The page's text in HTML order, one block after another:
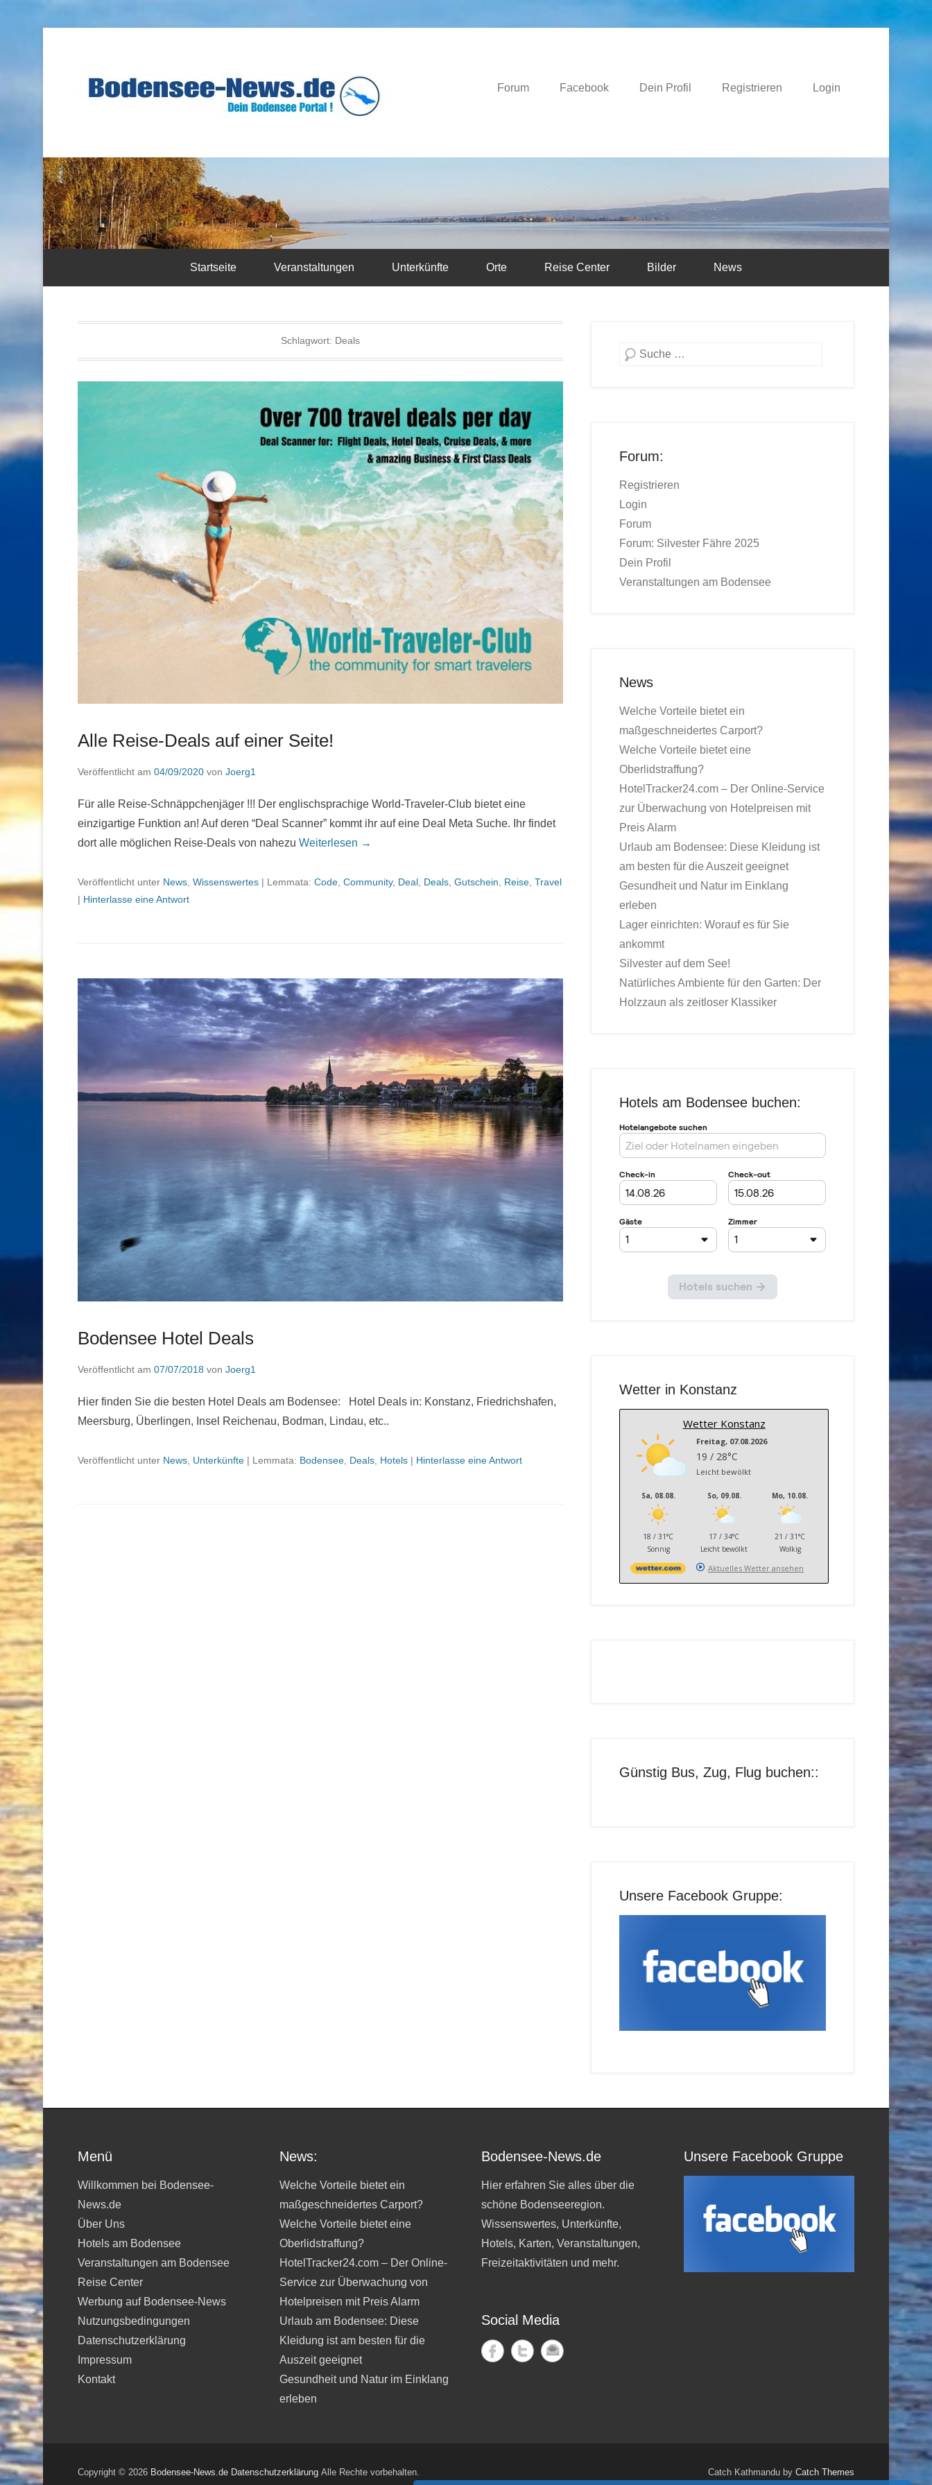
Forum Facebook Dein Profil Registrieren Login
Startseite Veranstaltungen Unterkünfte Orte Reise Center Bilder News
Schlagwort: Deals
Alle Reise-Deals auf einer Seite!
Veröffentlicht am 04/09/2020 von Joerg1
Für alle Reise-Schnäppchenjäger !!! Der englischsprachige World-Traveler-Club bietet eine
einzigartige Funktion an! Auf deren “Deal Scanner” kommt ihr auf eine Deal Meta Suche. Ihr findet
dort alle möglichen Reise-Deals von nahezu Weiterlesen →
Veröffentlicht unter News, Wissenswertes | Lemmata: Code, Community, Deal, Deals, Gutschein, Reise, Travel
| Hinterlasse eine Antwort
Bodensee Hotel Deals
Veröffentlicht am 07/07/2018 von Joerg1
Hier finden Sie die besten Hotel Deals am Bodensee: Hotel Deals in: Konstanz, Friedrichshafen,
Meersburg, Überlingen, Insel Reichenau, Bodman, Lindau, etc..
Veröffentlicht unter News Unterkünfte | Lemmata: Bodensee Deals Hotels | Hinterlasse eine Antwort
Suchen
Forum:
Registrieren
Login
Forum
Forum: Silvester Fähre 2025
Dein Profil
Veranstaltungen am Bodensee
News
Welche Vorteile bietet ein
maßgeschneidertes Carport?
Welche Vorteile bietet eine
Oberlidstraffung?
HotelTracker24.com – Der Online-Service
zur Überwachung von Hotelpreisen mit
Preis Alarm
Urlaub am Bodensee: Diese Kleidung ist
am besten für die Auszeit geeignet
Gesundheit und Natur im Einklang
erleben
Lager einrichten: Worauf es für Sie
ankommt
Silvester auf dem See!
Natürliches Ambiente für den Garten: Der
Holzzaun als zeitloser Klassiker
Hotels am Bodensee buchen:
Wetter in Konstanz
Wetter Konstanz
Freitag, 07.08.2026
19 / 28°C
Leicht bewölkt
Sa, 08.08.
18 / 31°C
Sonnig
So, 09.08.
17 / 34°C
Leicht bewölkt
Mo, 10.08.
21 / 31°C
Wolkig
Aktuelles Wetter ansehen
Günstig Bus, Zug, Flug buchen::
Unsere Facebook Gruppe:
Menü
Willkommen bei Bodensee-
News.de
Über Uns
Hotels am Bodensee
Veranstaltungen am Bodensee
Reise Center
Werbung auf Bodensee-News
Nutzungsbedingungen
Datenschutzerklärung
Impressum
Kontakt
News:
Welche Vorteile bietet ein
maßgeschneidertes Carport?
Welche Vorteile bietet eine
Oberlidstraffung?
HotelTracker24.com – Der Online-
Service zur Überwachung von
Hotelpreisen mit Preis Alarm
Urlaub am Bodensee: Diese
Kleidung ist am besten für die
Auszeit geeignet
Gesundheit und Natur im Einklang
erleben
Bodensee-News.de
Hier erfahren Sie alles über die
schöne Bodenseeregion.
Wissenswertes, Unterkünfte,
Hotels, Karten, Veranstaltungen,
Freizeitaktivitäten und mehr.
Social Media
Unsere Facebook Gruppe
Copyright © 2026 Bodensee-News.de Datenschutzerklärung Alle Rechte vorbehalten. Catch Kathmandu by Catch Themes